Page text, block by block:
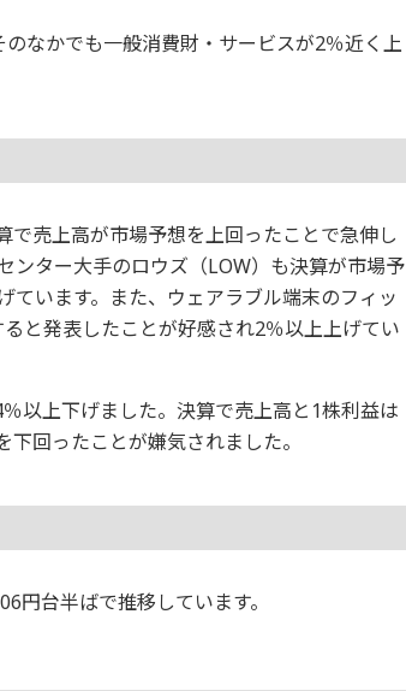
なかでも一般消費財・サービスが2％近く上
売上高が市場予想を上回ったことで急伸し
ンター大手のロウズ（LOW）も決算が市場予
います。また、ウェアラブル端末のフィッ
と発表したことが好感され2％以上上げてい
以上下げました。決算で売上高と1株利益は
回ったことが嫌気されました。
円台半ばで推移しています。